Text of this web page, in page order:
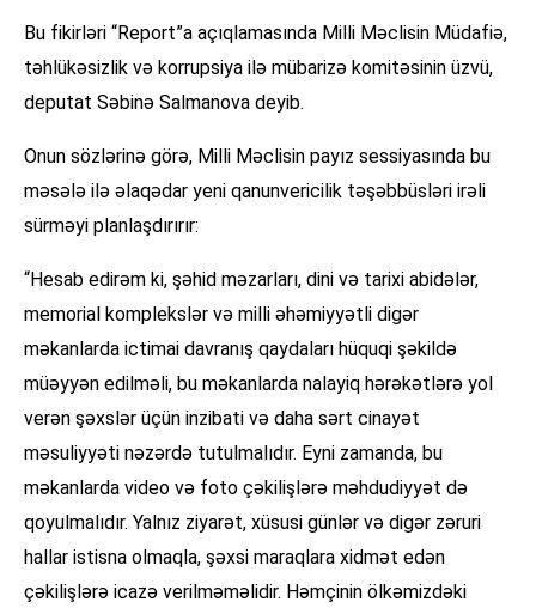
Bu fikirləri “Report”a açıqlamasında Milli Məclisin Müdafiə,
təhlükəsizlik və korrupsiya ilə mübarizə komitəsinin üzvü,
deputat Səbinə Salmanova deyib.
Onun sözlərinə görə, Milli Məclisin payız sessiyasında bu
məsələ ilə əlaqədar yeni qanunvericilik təşəbbüsləri irəli
sürməyi planlaşdırırır:
“Hesab edirəm ki, şəhid məzarları, dini və tarixi abidələr,
memorial komplekslər və milli əhəmiyyətli digər
məkanlarda ictimai davranış qaydaları hüquqi şəkildə
müəyyən edilməli, bu məkanlarda nalayiq hərəkətlərə yol
verən şəxslər üçün inzibati və daha sərt cinayət
məsuliyyəti nəzərdə tutulmalıdır. Eyni zamanda, bu
məkanlarda video və foto çəkilişlərə məhdudiyyət də
qoyulmalıdır. Yalnız ziyarət, xüsusi günlər və digər zəruri
hallar istisna olmaqla, şəxsi maraqlara xidmət edən
çəkilişlərə icazə verilməməlidir. Həmçinin ölkəmizdəki